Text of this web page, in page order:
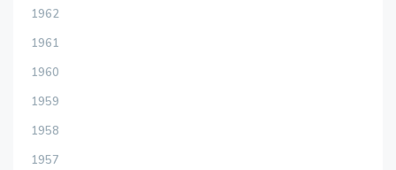
1962
1961
1960
1959
1958
1957